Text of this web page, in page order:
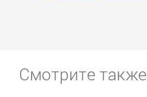
Смотрите также